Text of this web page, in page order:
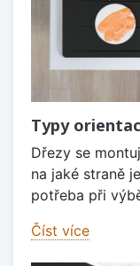
Typy
Dřezy se
na jaké straně
potřeba při
Číst více